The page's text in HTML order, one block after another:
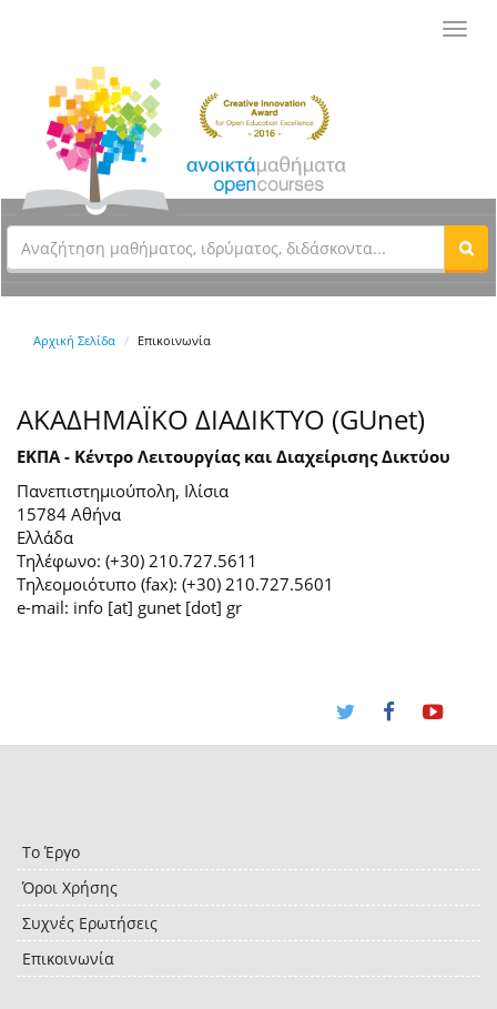
Αρχική Σελίδα Επικοινωνία
ΑΚΑΔΗΜΑΪΚΟ ΔΙΑΔΙΚΤΥΟ (GUnet)
ΕΚΠΑ - Κέντρο Λειτουργίας και Διαχείρισης Δικτύου
Πανεπιστημιούπολη, Ιλίσια
15784 Αθήνα
Ελλάδα
Τηλέφωνο: (+30) 210.727.5611
Τηλεομοιότυπο (fax): (+30) 210.727.5601
e-mail: info [at] gunet [dot] gr
Το Έργο
Όροι Χρήσης
Συχνές Ερωτήσεις
Επικοινωνία